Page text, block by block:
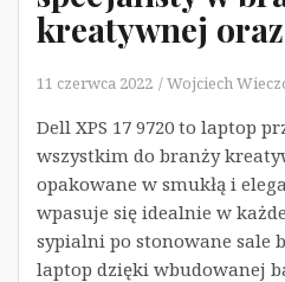
kreatywnej
11 czerwca 2022 Wojciech
Dell XPS 17 9720 to laptop
wszystkim do branży
opakowane w smukłą i
wpasuje się idealnie w
sypialni po stonowane sale
laptop dzięki wbudowanej